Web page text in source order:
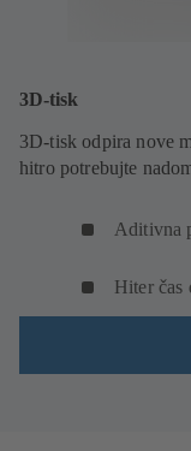
3D-tisk
3D-tisk odpira nove
hitro potrebujte
Aditivna
Hiter čas